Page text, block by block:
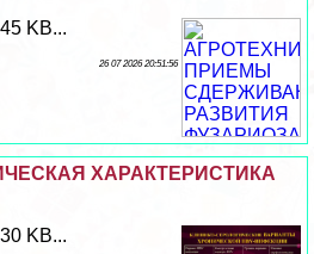
KB...
26 07 2026 20:51:56
ХАРАКТЕРИСТИКА
KB...